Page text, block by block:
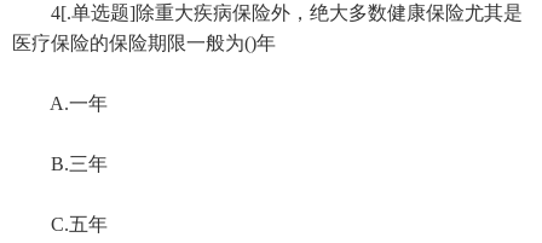
4[.单选题]除重大疾病保险外，绝大多数健康保险尤其是
医疗保险的保险期限一般为()年
A.一年
B.三年
C.五年